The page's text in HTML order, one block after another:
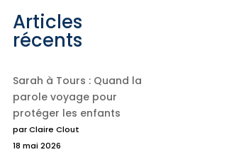
Articles
récents
Sarah à Tours : Quand la
parole voyage pour
protéger les enfants
par Claire Clout
18 mai 2026